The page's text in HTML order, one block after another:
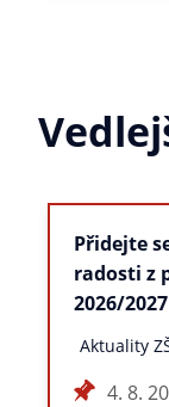
Přidejte
radosti z
2026/
Aktuality
4. 8.